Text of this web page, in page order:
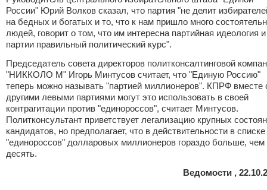
России" Юрий Волков сказал, что партия "не делит
на бедных и богатых и то, что к нам пришло много
людей, говорит о том, что им интересна партийная идеология
партии правильный политический курс".
Председатель совета директоров политконсалтинговой
"НИККОЛО М" Игорь Минтусов считает, что "Единую Россию"
теперь можно называть "партией миллионеров". КПРФ вместе
другими левыми партиями могут это использовать в своей
контрагитации против "единороссов", считает Минтусов.
Политконсультант приветствует легализацию крупных
кандидатов, но предполагает, что в действительности в списке
"единороссов" долларовых миллионеров гораздо больше, чем
десять.
Ведомости ,